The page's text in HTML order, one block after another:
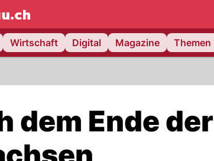
NAU.ch
Wirtschaft Digital Magazine Themen
dem Ende der